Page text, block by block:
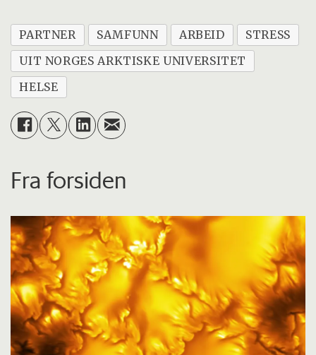
PARTNER SAMFUNN ARBEID
STRESS
UIT NORGES ARKTISKE UNIVERSITET
HELSE
Fra forsiden